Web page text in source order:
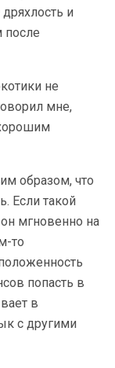
и
после
не
мне,
образом, что
Если такой
мгновенно на
то
попасть в
в
с другими